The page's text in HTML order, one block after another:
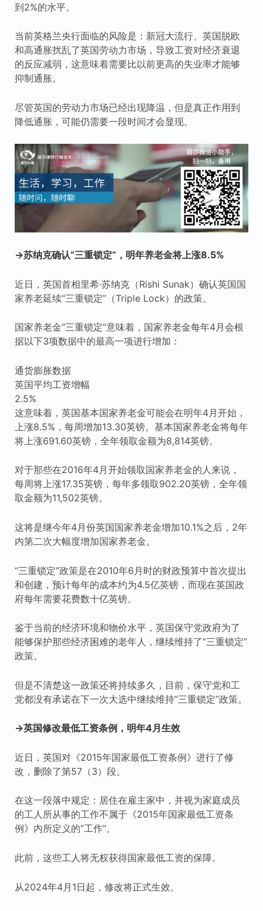
到2%的水平。
当前英格兰央行面临的风险是：新冠大流行、英国脱欧
和高通胀扰乱了英国劳动力市场，导致工资对经济衰退
的反应减弱，这意味着需要比以前更高的失业率才能够
抑制通胀。
尽管英国的劳动力市场已经出现降温，但是真正作用到
降低通胀，可能仍需要一段时间才会显现。
→苏纳克确认“三重锁定”，明年养老金将上涨8.5%
近日，英国首相里希·苏纳克（Rishi Sunak）确认英国国
家养老延续“三重锁定”（Triple Lock）的政策。
国家养老金“三重锁定”意味着，国家养老金每年4月会根
据以下3项数据中的最高一项进行增加：
通货膨胀数据
英国平均工资增幅
2.5%
这意味着，英国基本国家养老金可能会在明年4月开始，
上涨8.5%，每周增加13.30英镑。基本国家养老金将每年
将上涨691.60英镑，全年领取金额为8,814英镑。
对于那些在2016年4月开始领取国家养老金的人来说，
每周将上涨17.35英镑，每年多领取902.20英镑，全年领
取金额为11,502英镑。
这将是继今年4月份英国国家养老金增加10.1%之后，2年
内第二次大幅度增加国家养老金。
“三重锁定”政策是在2010年6月时的财政预算中首次提出
和创建，预计每年的成本约为4.5亿英镑，而现在英国政
府每年需要花费数十亿英镑。
鉴于当前的经济环境和物价水平，英国保守党政府为了
能够保护那些经济困难的老年人，继续维持了“三重锁定”
政策。
但是不清楚这一政策还将持续多久，目前，保守党和工
党都没有承诺在下一次大选中继续维持“三重锁定”政策。
→英国修改最低工资条例，明年4月生效
近日，英国对《2015年国家最低工资条例》进行了修
改，删除了第57（3）段。
在这一段落中规定：居住在雇主家中，并视为家庭成员
的工人所从事的工作不属于《2015年国家最低工资条
例》内所定义的“工作”。
此前，这些工人将无权获得国家最低工资的保障。
从2024年4月1日起，修改将正式生效。